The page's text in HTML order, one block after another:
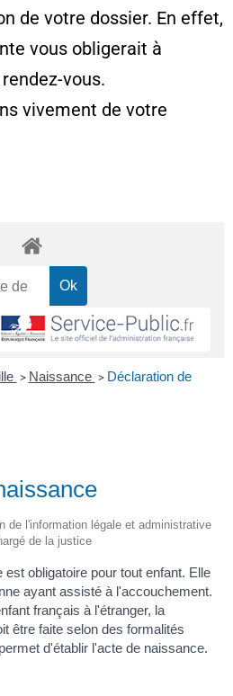
de votre dossier. En effet,
vous obligerait à
vous.
vivement de votre
> Naissance > Déclaration de
de l'information légale et administrative
de la justice
obligatoire pour tout enfant. Elle
ayant assisté à l'accouchement.
français à l'étranger, la
être faite selon des formalités
d'établir l'acte de naissance.